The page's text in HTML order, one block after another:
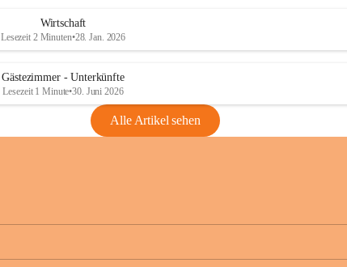
Wirtschaft
Lesezeit 2 Minuten•28. Jan. 2026
Gästezimmer - Unterkünfte
Lesezeit 1 Minute•30. Juni 2026
Alle Artikel sehen